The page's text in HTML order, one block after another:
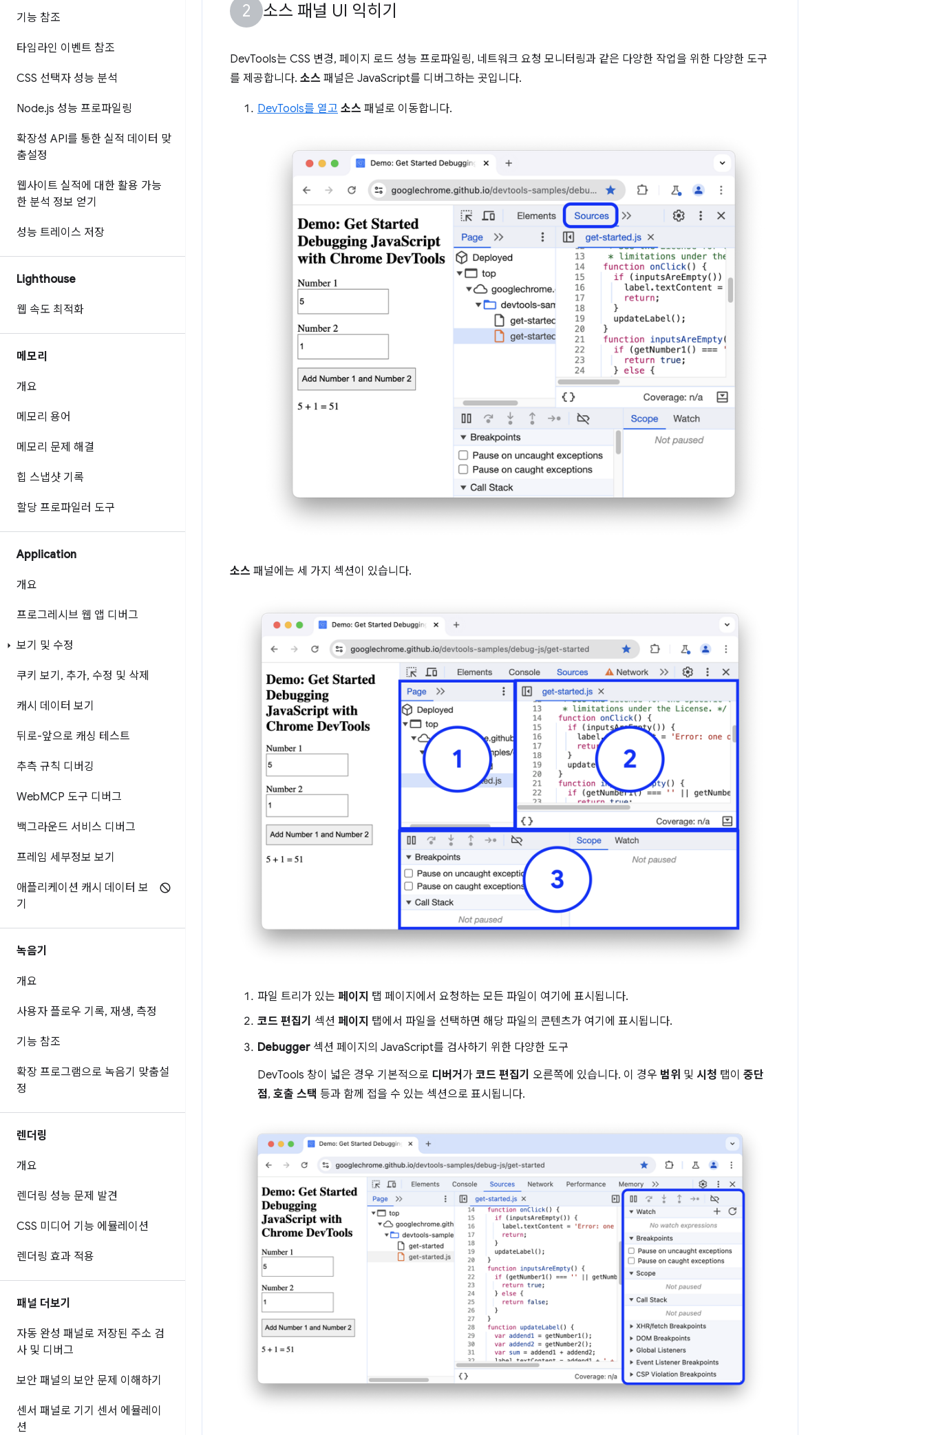
기능 참조
타임라인 이벤트 참조
CSS 선택자 성능 분석
Node.js 성능 프로파일링
확장성 API를 통한 실적 데이터 맞
춤설정
웹사이트 실적에 대한 활용 가능
한 분석 정보 얻기
성능 트레이스 저장
Lighthouse
웹 속도 최적화
메모리
개요
메모리 용어
메모리 문제 해결
힙 스냅샷 기록
할당 프로파일러 도구
Application
개요
프로그레시브 웹 앱 디버그
보기 및 수정
쿠키 보기 , 추가, 수정 및 삭제
캐시 데이터 보기
뒤로-앞으로 캐싱 테스트
추측 규칙 디버깅
WebMCP 도구 디버그
백그라운드 서비스 디버그
프레임 세부정보 보기
애플리케이션 캐시 데이터 보
기
녹음기
개요
사용자 플로우 기록, 재생, 측정
기능 참조
확장 프로그램으로 녹음기 맞춤설
정
렌더링
개요
렌더링 성능 문제 발견
CSS 미디어 기능 에뮬레이션
렌더링 효과 적용
패널 더보기
자동 완성 패널로 저장된 주소 검
사 및 디버그
보안 패널의 보안 문제 이해하기
센서 패널로 기기 센서 에뮬레이
션
소스 패널 UI 익히기
DevTools는 CSS 변경, 페이지 로드 성능 프로파일링, 네트워크 요청 모니터링과 같은 다양한 작업을 위한 다양한 도구
를 제공합니다. 소스 패널은 JavaScript를 디버그하는 곳입니다.
DevTools를 열고 소스 패널로 이동합니다.
소스 패널에는 세 가지 섹션이 있습니다.
파일 트리가 있는 페이지 탭 페이지에서 요청하는 모든 파일이 여기에 표시됩니다.
코드 편집기 섹션 페이지 탭에서 파일을 선택하면 해당 파일의 콘텐츠가 여기에 표시됩니다.
Debugger 섹션 페이지의 JavaScript를 검사하기 위한 다양한 도구
DevTools 창이 넓은 경우 기본적으로 디버거 가 코드 편집기 오른쪽에 있습니다. 이 경우 범위 및 시청 탭이 중단
점, 호출 스택 등과 함께 접을 수 있는 섹션으로 표시됩니다.